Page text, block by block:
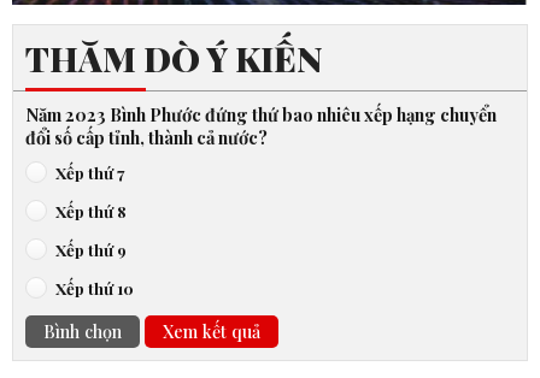
THĂM DÒ Ý KIẾN
Năm 2023 Bình Phước đứng thứ bao nhiêu xếp hạng chuyển
đổi số cấp tỉnh, thành cả nước?
Xếp thứ 7
Xếp thứ 8
Xếp thứ 9
Xếp thứ 10
Bình chọn Xem kết quả